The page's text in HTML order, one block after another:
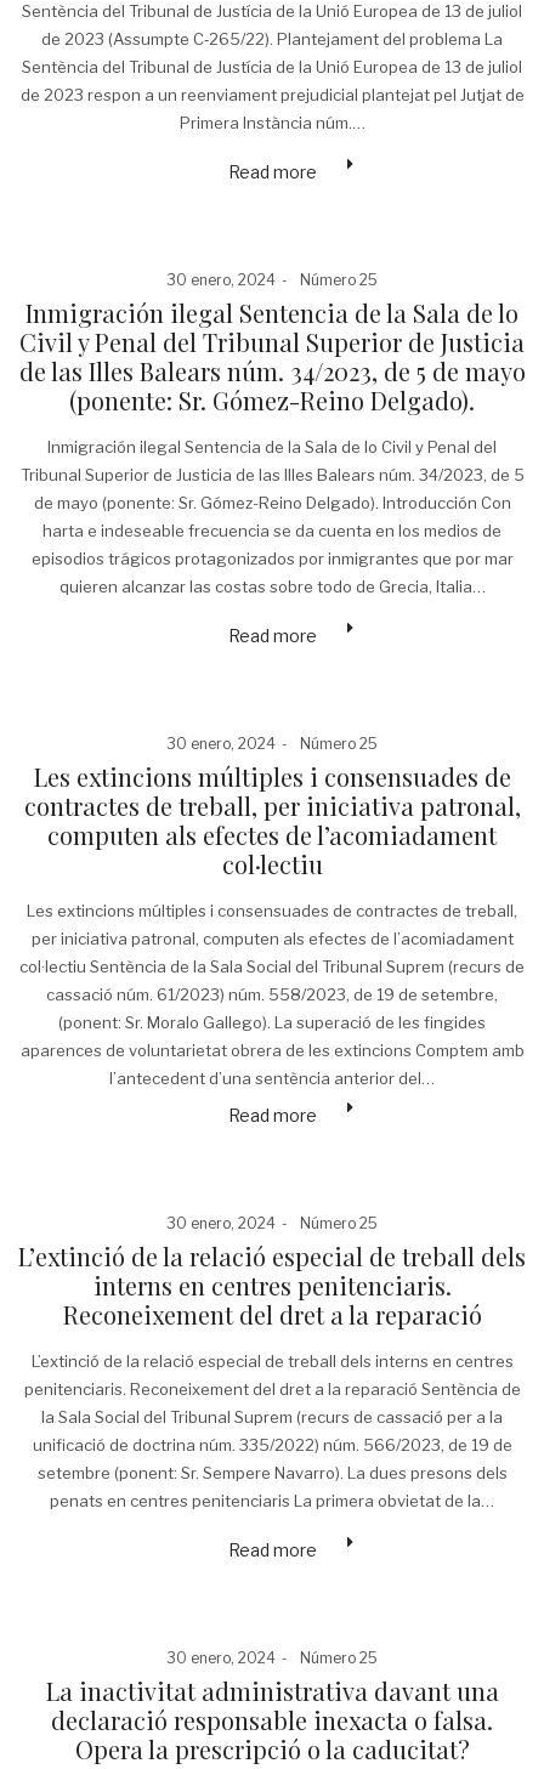
Sentència del Tribunal de Justícia de la Unió Europea de 13 de juliol
de 2023 (Assumpte C‑265/22). Plantejament del problema La
Sentència del Tribunal de Justícia de la Unió Europea de 13 de juliol
de 2023 respon a un reenviament prejudicial plantejat pel Jutjat de
Primera Instància núm.…
Read more
Posted
on
30 enero, 2024
Posted
Número 25
Inmigración ilegal Sentencia de la Sala de lo
Civil y Penal del Tribunal Superior de Justicia
de las Illes Balears núm. 34/2023, de 5 de mayo
(ponente: Sr. Gómez-Reino Delgado).
Inmigración ilegal Sentencia de la Sala de lo Civil y Penal del
Tribunal Superior de Justicia de las Illes Balears núm. 34/2023, de 5
de mayo (ponente: Sr. Gómez-Reino Delgado). Introducción Con
harta e indeseable frecuencia se da cuenta en los medios de
episodios trágicos protagonizados por inmigrantes que por mar
quieren alcanzar las costas sobre todo de Grecia, Italia…
Read more
Posted
30 enero, 2024
Posted
Número 25
Les extincions múltiples i consensuades de
contractes de treball, per iniciativa patronal,
computen als efectes de l’acomiadament
col·lectiu
Les extincions múltiples i consensuades de contractes de treball,
per iniciativa patronal, computen als efectes de l’acomiadament
col·lectiu Sentència de la Sala Social del Tribunal Suprem (recurs de
cassació núm. 61/2023) núm. 558/2023, de 19 de setembre,
(ponent: Sr. Moralo Gallego). La superació de les fingides
aparences de voluntarietat obrera de les extincions Comptem amb
l’antecedent d’una sentència anterior del…
Read more
Posted
on
30 enero, 2024
Posted
Número 25
L’extinció de la relació especial de treball dels
interns en centres penitenciaris.
Reconeixement del dret a la reparació
L’extinció de la relació especial de treball dels interns en centres
penitenciaris. Reconeixement del dret a la reparació Sentència de
la Sala Social del Tribunal Suprem (recurs de cassació per a la
unificació de doctrina núm. 335/2022) núm. 566/2023, de 19 de
setembre (ponent: Sr. Sempere Navarro). La dues presons dels
penats en centres penitenciaris La primera obvietat de la…
Read more
Posted
on
30 enero, 2024
Posted
Número 25
La inactivitat administrativa davant una
declaració responsable inexacta o falsa.
Opera la prescripció o la caducitat?